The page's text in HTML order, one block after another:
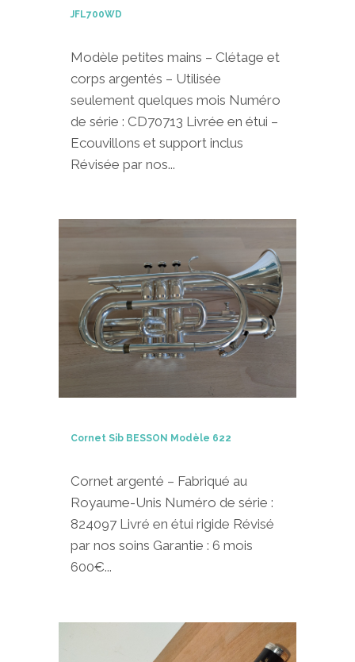
JFL700WD
Modèle petites mains – Clétage et
corps argentés – Utilisée
seulement quelques mois Numéro
de série : CD70713 Livrée en étui –
Ecouvillons et support inclus
Révisée par nos...
Cornet Sib BESSON Modèle 622
Cornet argenté – Fabriqué au
Royaume-Unis Numéro de série :
824097 Livré en étui rigide Révisé
par nos soins Garantie : 6 mois
600€...